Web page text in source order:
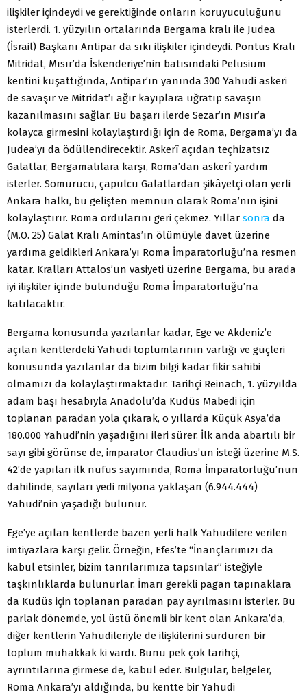
ilişkiler içindeydi ve gerektiğinde onların koruyuculuğunu
isterlerdi. 1. yüzyılın ortalarında Bergama kralı ile Judea
(İsrail) Başkanı Antipar da sıkı ilişkiler içindeydi. Pontus Kralı
Mitridat, Mısır’da İskenderiye’nin batısındaki Pelusium
kentini kuşattığında, Antipar’ın yanında 300 Yahudi askeri
de savaşır ve Mitridat’ı ağır kayıplara uğratıp savaşın
kazanılmasını sağlar. Bu başarı ilerde Sezar’ın Mısır’a
kolayca girmesini kolaylaştırdığı için de Roma, Bergama’yı da
Judea’yı da ödüllendirecektir. Askerî açıdan teçhizatsız
Galatlar, Bergamalılara karşı, Roma’dan askerî yardım
isterler. Sömürücü, çapulcu Galatlardan şikâyetçi olan yerli
Ankara halkı, bu gelişten memnun olarak Roma’nın işini
kolaylaştırır. Roma ordularını geri çekmez. Yıllar sonra da
(M.Ö. 25) Galat Kralı Amintas’ın ölümüyle davet üzerine
yardıma geldikleri Ankara’yı Roma İmparatorluğu’na resmen
katar. Kralları Attalos’un vasiyeti üzerine Bergama, bu arada
iyi ilişkiler içinde bulunduğu Roma İmparatorluğu’na
katılacaktır.
Bergama konusunda yazılanlar kadar, Ege ve Akdeniz’e
açılan kentlerdeki Yahudi toplumlarının varlığı ve güçleri
konusunda yazılanlar da bizim bilgi kadar fikir sahibi
olmamızı da kolaylaştırmaktadır. Tarihçi Reinach, 1. yüzyılda
adam başı hesabıyla Anadolu’da Kudüs Mabedi için
toplanan paradan yola çıkarak, o yıllarda Küçük Asya’da
180.000 Yahudi’nin yaşadığını ileri sürer. İlk anda abartılı bir
sayı gibi görünse de, imparator Claudius’un isteği üzerine M.S.
42’de yapılan ilk nüfus sayımında, Roma İmparatorluğu’nun
dahilinde, sayıları yedi milyona yaklaşan (6.944.444)
Yahudi’nin yaşadığı bulunur.
Ege’ye açılan kentlerde bazen yerli halk Yahudilere verilen
imtiyazlara karşı gelir. Örneğin, Efes’te “İnançlarımızı da
kabul etsinler, bizim tanrılarımıza tapsınlar” isteğiyle
taşkınlıklarda bulunurlar. İmarı gerekli pagan tapınaklara
da Kudüs için toplanan paradan pay ayrılmasını isterler. Bu
parlak dönemde, yol üstü önemli bir kent olan Ankara’da,
diğer kentlerin Yahudileriyle de ilişkilerini sürdüren bir
toplum muhakkak ki vardı. Bunu pek çok tarihçi,
ayrıntılarına girmese de, kabul eder. Bulgular, belgeler,
Roma Ankara’yı aldığında, bu kentte bir Yahudi